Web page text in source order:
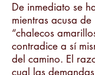
De inmediato se
mientras acusa
“chalecos
contradice a sí
del camino. El
cual las